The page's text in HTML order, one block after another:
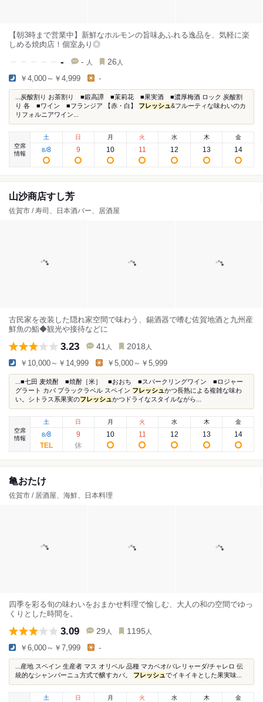
【朝3時まで営業中】新鮮なホルモンの旨味あふれる逸品を、気軽に楽
しめる焼肉店！個室あり◎
- - 人 26 人
￥4,000～￥4,999 -
...炭酸割り お茶割り ■鍛高譚 ■茉莉花 ■果実酒 ■濃厚梅酒 ロック 炭酸割
り 各 ■ワイン ■フランジア 【赤・白】 フレッシュ &フルーティな味わいのカ
リフォルニアワイン...
空席
情報
土
8/8
日
9
月
10
火
11
水
12
木
13
金
14
山沙商店すし芳
佐賀市 / 寿司、日本酒バー、居酒屋
古民家を改装した隠れ家空間で味わう、錫酒器で嗜む佐賀地酒と九州産
鮮魚の鮨◆観光や接待などに
3.23 41 人 2018 人
￥10,000～￥14,999 ￥5,000～￥5,999
...■七田 麦焼酎 ■焼酎［米］ ■おおち ■スパークリングワイン ■ロジャー
グラート カバ ブラックラベル スペイン フレッシュ かつ長熟による複雑な味わ
い。シトラス系果実のフレッシュ かつドライなスタイルながら...
空席
情報
土
8/8
日
9
月
10
火
11
水
12
木
13
金
14
亀おたけ
佐賀市 / 居酒屋、海鮮、日本料理
四季を彩る旬の味わいをおまかせ料理で愉しむ、大人の和の空間でゆっ
くりとした時間を。
3.09 29 人 1195 人
￥6,000～￥7,999 -
...産地 スペイン 生産者 マス オリベル 品種 マカベオ/パレリャーダ/チャレロ 伝
統的なシャンパーニュ方式で醸すカバ。 フレッシュ でイキイキとした果実味...
土
日 月 火 水 木 金